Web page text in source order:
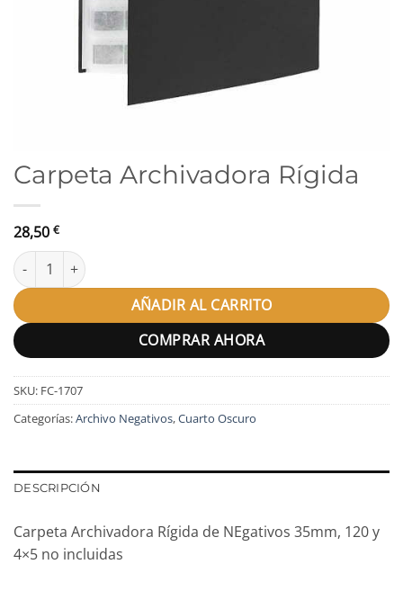
Carpeta Archivadora Rígida
28,50 €
Carpeta Archivadora Rígida cantidad
AÑADIR AL CARRITO
COMPRAR AHORA
SKU: FC-1707
Categorías:Archivo Negativos,Cuarto Oscuro
DESCRIPCIÓN
Carpeta Archivadora Rígida de NEgativos 35mm, 120 y
4×5 no incluidas